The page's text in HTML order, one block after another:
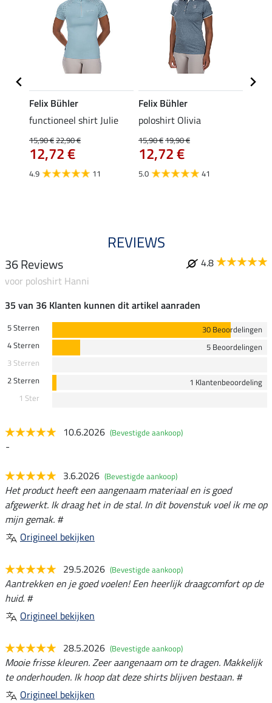
Felix Bühler
functioneel shirt Julie
15,90 €22,90 €
12,72 €
4.9 11
Felix Bühler
poloshirt Olivia
15,90 €19,90 €
12,72 €
5.0 41
REVIEWS
36 Reviews
4.8
voor poloshirt Hanni
35 van 36 Klanten kunnen dit artikel aanraden
5 Sterren
30 Beoordelingen
4 Sterren
5 Beoordelingen
3 Sterren
2 Sterren
1 Klantenbeoordeling
1 Ster
10.6.2026 (Bevestigde aankoop)
-
3.6.2026 (Bevestigde aankoop)
Het product heeft een aangenaam materiaal en is goed
afgewerkt. Ik draag het in de stal. In dit bovenstuk voel ik me op
mijn gemak. #
Origineel bekijken
29.5.2026 (Bevestigde aankoop)
Aantrekken en je goed voelen! Een heerlijk draagcomfort op de
huid. #
Origineel bekijken
28.5.2026 (Bevestigde aankoop)
Mooie frisse kleuren. Zeer aangenaam om te dragen. Makkelijk
te onderhouden. Ik hoop dat deze shirts blijven bestaan. #
Origineel bekijken